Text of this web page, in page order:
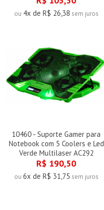
ou 4x de R$ 26,38 sem juros
10460 - Suporte Gamer para
Notebook com 5 Coolers e Led
Verde Multilaser AC292
R$ 190,50
ou 6x de R$ 31,75 sem juros